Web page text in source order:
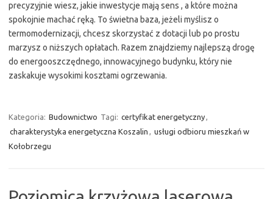
precyzyjnie wiesz, jakie inwestycje mają sens , a które można
spokojnie machać ręką. To świetna baza, jeżeli myślisz o
termomodernizacji, chcesz skorzystać z dotacji lub po prostu
marzysz o niższych opłatach. Razem znajdziemy najlepszą drogę
do energooszczędnego, innowacyjnego budynku, który nie
zaskakuje wysokimi kosztami ogrzewania.
Kategoria: Budownictwo Tagi: certyfikat energetyczny,
charakterystyka energetyczna Koszalin , usługi odbioru mieszkań w
Kołobrzegu